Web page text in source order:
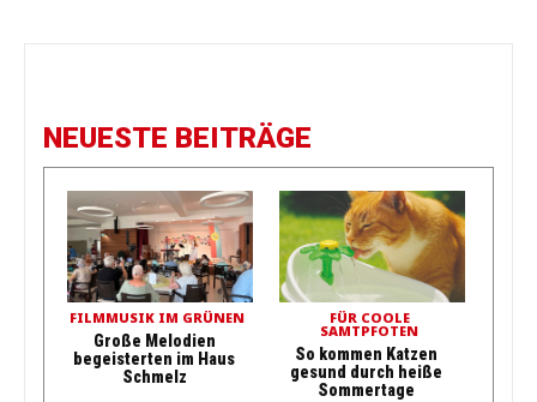
NEUESTE BEITRÄGE
FILMMUSIK IM GRÜNEN
Große Melodien
begeisterten im Haus
Schmelz
FÜR COOLE
SAMTPFOTEN
So kommen Katzen
gesund durch heiße
Sommertage